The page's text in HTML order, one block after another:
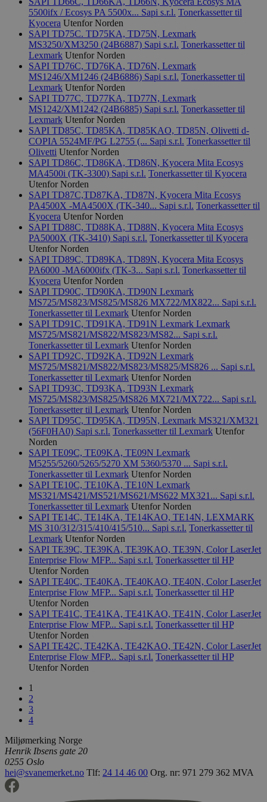
5500ifx / Ecosys PA 5500x... Sapi s.r.l. Tonerkassetter til
Kyocera Utenfor Norden
SAPI TD75C. TD75KA, TD75N, Lexmark
MS3250/XM3250 (24B6887) Sapi s.r.l. Tonerkassetter til
Lexmark Utenfor Norden
SAPI TD76C, TD76KA, TD76N, Lexmark
MS1246/XM1246 (24B6886) Sapi s.r.l. Tonerkassetter til
Lexmark Utenfor Norden
SAPI TD77C, TD77KA, TD77N, Lexmark
MS1242/XM1242 (24B6885) Sapi s.r.l. Tonerkassetter til
Lexmark Utenfor Norden
SAPI TD85C, TD85KA, TD85KAO, TD85N, Olivetti d-
COPIA 5524MF/PG L2755 (... Sapi s.r.l. Tonerkassetter til
Olivetti Utenfor Norden
SAPI TD86C, TD86KA, TD86N, Kyocera Mita Ecosys
MA4500i (TK-3300) Sapi s.r.l. Tonerkassetter til Kyocera
Utenfor Norden
SAPI TD87C,TD87KA, TD87N, Kyocera Mita Ecosys
PA4500X -MA4500X (TK-340... Sapi s.r.l. Tonerkassetter til
Kyocera Utenfor Norden
SAPI TD88C, TD88KA, TD88N, Kyocera Mita Ecosys
PA5000X (TK-3410) Sapi s.r.l. Tonerkassetter til Kyocera
Utenfor Norden
SAPI TD89C, TD89KA, TD89N, Kyocera Mita Ecosys
PA6000 -MA6000ifx (TK-3... Sapi s.r.l. Tonerkassetter til
Kyocera Utenfor Norden
SAPI TD90C, TD90KA, TD90N Lexmark
MS725/MS823/MS825/MS826 MX722/MX822... Sapi s.r.l.
Tonerkassetter til Lexmark Utenfor Norden
SAPI TD91C, TD91KA, TD91N Lexmark Lexmark
MS725/MS821/MS822/MS823/MS82... Sapi s.r.l.
Tonerkassetter til Lexmark Utenfor Norden
SAPI TD92C, TD92KA, TD92N Lexmark
MS725/MS821/MS822/MS823/MS825/MS826 ... Sapi s.r.l.
Tonerkassetter til Lexmark Utenfor Norden
SAPI TD93C, TD93KA, TD93N Lexmark
MS725/MS823/MS825/MS826 MX721/MX722... Sapi s.r.l.
Tonerkassetter til Lexmark Utenfor Norden
SAPI TD95C, TD95KA, TD95N, Lexmark MS321/XM321
(56F0HA0) Sapi s.r.l. Tonerkassetter til Lexmark Utenfor
Norden
SAPI TE09C, TE09KA, TE09N Lexmark
M5255/5260/5265/5270 XM 5360/5370 ... Sapi s.r.l.
Tonerkassetter til Lexmark Utenfor Norden
SAPI TE10C, TE10KA, TE10N Lexmark
MS321/MS421/MS521/MS621/MS622 MX321... Sapi s.r.l.
Tonerkassetter til Lexmark Utenfor Norden
SAPI TE14C, TE14KA, TE14KAO, TE14N, LEXMARK
MS 310/312/315/410/415/510... Sapi s.r.l. Tonerkassetter til
Lexmark Utenfor Norden
SAPI TE39C, TE39KA, TE39KAO, TE39N, Color LaserJet
Enterprise Flow MFP... Sapi s.r.l. Tonerkassetter til HP
Utenfor Norden
SAPI TE40C, TE40KA, TE40KAO, TE40N, Color LaserJet
Enterprise Flow MFP... Sapi s.r.l. Tonerkassetter til HP
Utenfor Norden
SAPI TE41C, TE41KA, TE41KAO, TE41N, Color LaserJet
Enterprise Flow MFP... Sapi s.r.l. Tonerkassetter til HP
Utenfor Norden
SAPI TE42C, TE42KA, TE42KAO, TE42N, Color LaserJet
Enterprise Flow MFP... Sapi s.r.l. Tonerkassetter til HP
Utenfor Norden
1
2
3
4
Miljømerking Norge
Henrik Ibsens gate 20
0255 Oslo
hei@svanemerket.no Tlf: 24 14 46 00 Org. nr: 971 279 362 MVA
Navn
Provider/
Domene
Utløpsdato
_hjAbsoluteSessionInProgress
Hotjar Ltd
.svanemerket.no
minutter
54
_hjFirstSeen
Hotjar Ltd
29
54
sekunder
pageviewCount
nelapi-product-archive-filters
svanemerket.no
4 dager 4
timer
nelapi-last-visited-category
svanemerket.no
4 dager 4
timer
wordpress_test_cookie
Automattic
Inc.
svanemerket.no
_hjIncludedInPageviewSample
Hotjar Ltd
svanemerket.no
Navn
Provider/
_gat_UA-
33776333-1
.svanemerket.no
54
sekunder
navnet
er relatert
variant av
brukes til å
mengden
Google på
_hjid
Hotjar Ltd
.svanemerket.no
11
måneder 4
Hotjar-
Denne
når kunden
en side
Den brukes
for
Dette sikrer
brukere ved
Navn
Provider/
Domene
Utløpsdato
_fbp
Meta Platform
Inc.
.svanemerket.no
å levere
som for
VISITOR_INFO1_LIVE
Google LLC
.youtube.com
5 måneder
4 uker
Denne
om
versjonen
Youtube-